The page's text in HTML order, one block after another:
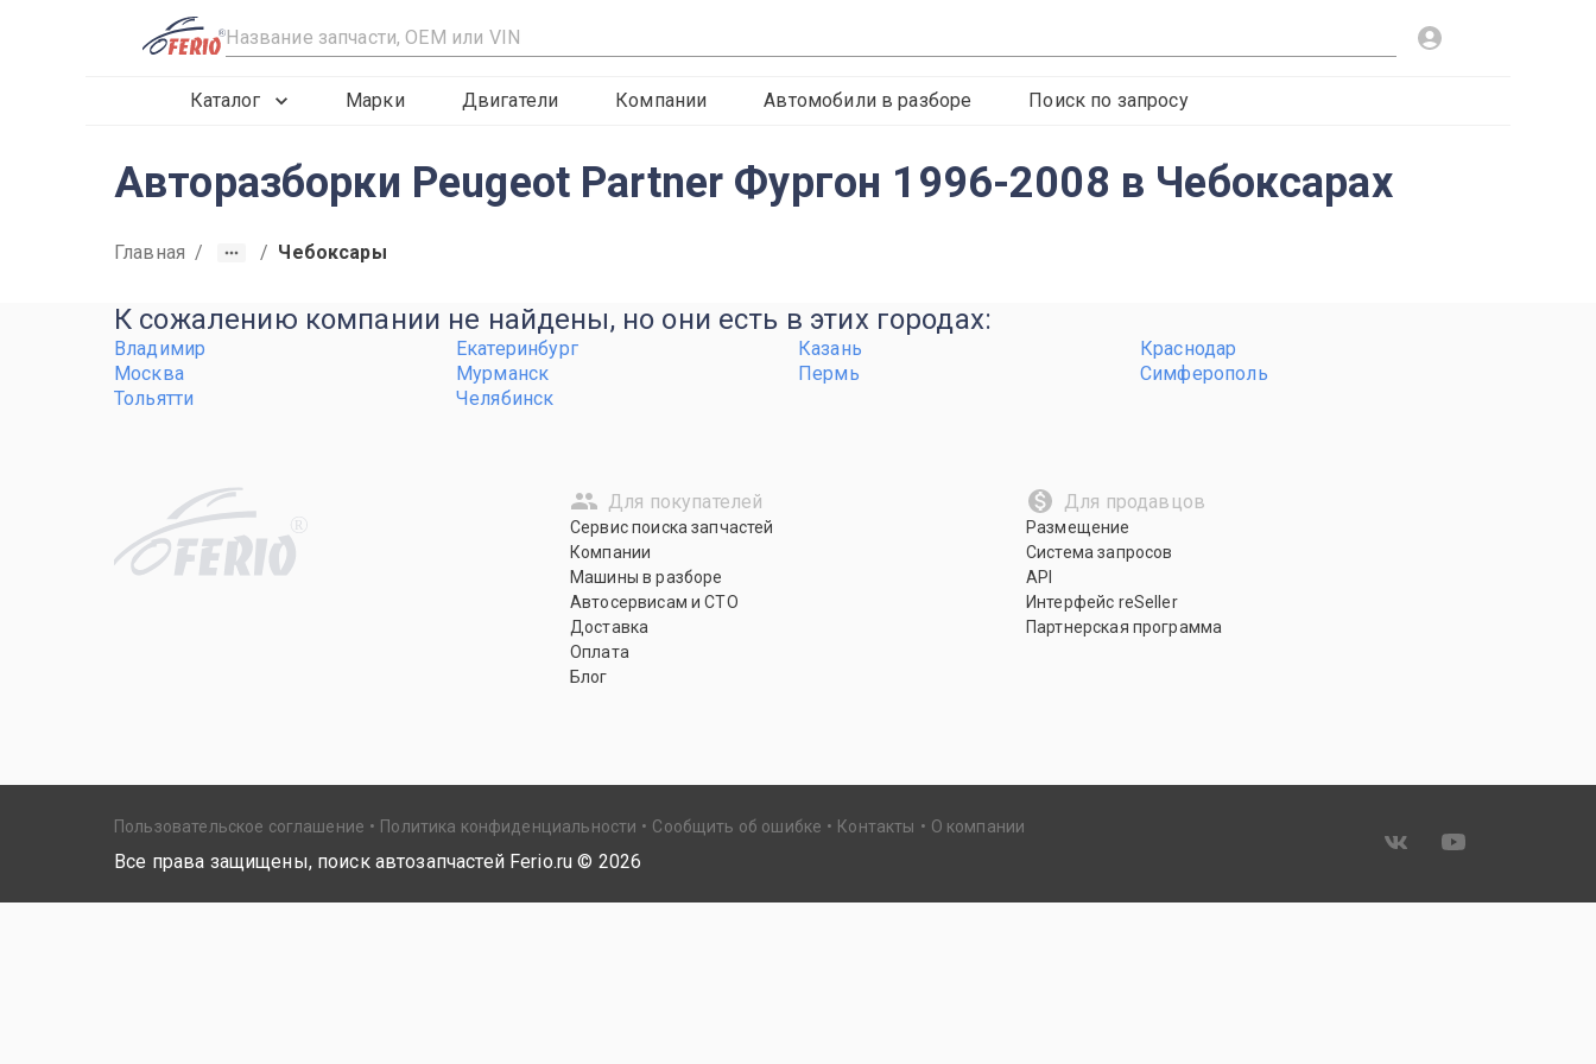
R
Каталог Марки Двигатели Компании Автомобили в разборе Поиск по запросу
Авторазборки Peugeot Partner Фургон 1996-2008 в Чебоксарах
Главная / / Чебоксары
К сожалению компании не найдены, но они есть в этих городах:
Владимир Екатеринбург Казань
Краснодар
Москва
Мурманск Пермь
Симферополь
Тольятти
Челябинск
R
Для покупателей
Сервис поиска запчастей
Компании
Машины в разборе
Автосервисам и СТО
Доставка
Оплата
Блог
Для продавцов
Размещение
Система запросов
API
Интерфейс reSeller
Партнерская программа
Пользовательское соглашение Политика конфиденциальности Сообщить об ошибке Контакты О компании
Все права защищены, поиск автозапчастей Ferio.ru © 2026